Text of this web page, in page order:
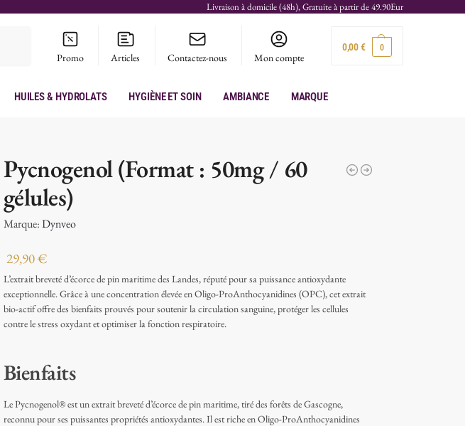
Livraison à domicile (48h), Gratuite à partir de 49.90Eur
Promo Articles Contactez-nous Mon compte
0,00€ 0
Huiles & hydrolats Hygiène et soin Ambiance Marque
Pycnogenol (Format : 50mg / 60
gélules)
Marque:Dynveo
29,90€
L’extrait breveté d’écorce de pin maritime des Landes, réputé pour sa puissance antioxydante
exceptionnelle. Grâce à une concentration élevée en Oligo-ProAnthocyanidines (OPC), cet extrait
bio-actif offre des bienfaits prouvés pour soutenir la circulation sanguine, protéger les cellules
contre le stress oxydant et optimiser la fonction respiratoire.
Bienfaits
Le Pycnogenol® est un extrait breveté d’écorce de pin maritime, tiré des forêts de Gascogne,
reconnu pour ses puissantes propriétés antioxydantes. Il est riche en Oligo-ProAnthocyanidines